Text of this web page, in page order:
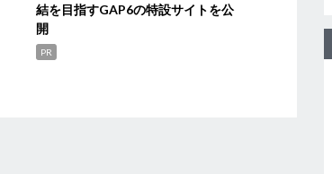
結を目指すGAP6の特設サイトを公
開
PR